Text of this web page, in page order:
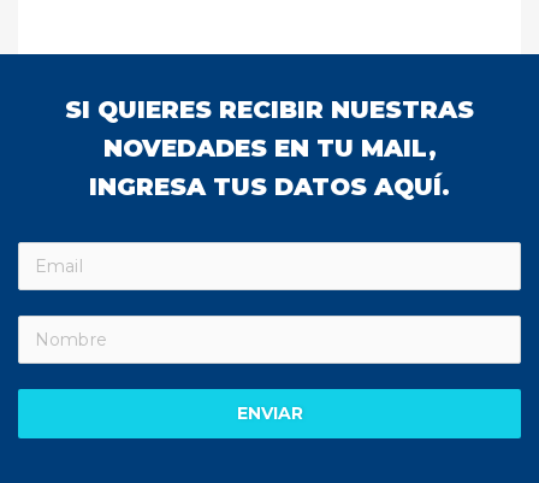
SI QUIERES RECIBIR NUESTRAS
NOVEDADES EN TU MAIL,
INGRESA TUS DATOS AQUÍ.
ENVIAR